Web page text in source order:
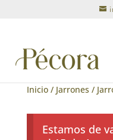
Inicio/ Jarrones /
Estamos de